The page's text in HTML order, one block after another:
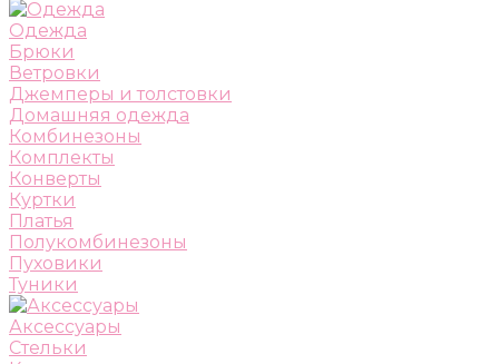
Одежда
Брюки
Ветровки
Джемперы и толстовки
Домашняя одежда
Комбинезоны
Комплекты
Конверты
Куртки
Платья
Полукомбинезоны
Пуховики
Туники
Аксессуары
Стельки